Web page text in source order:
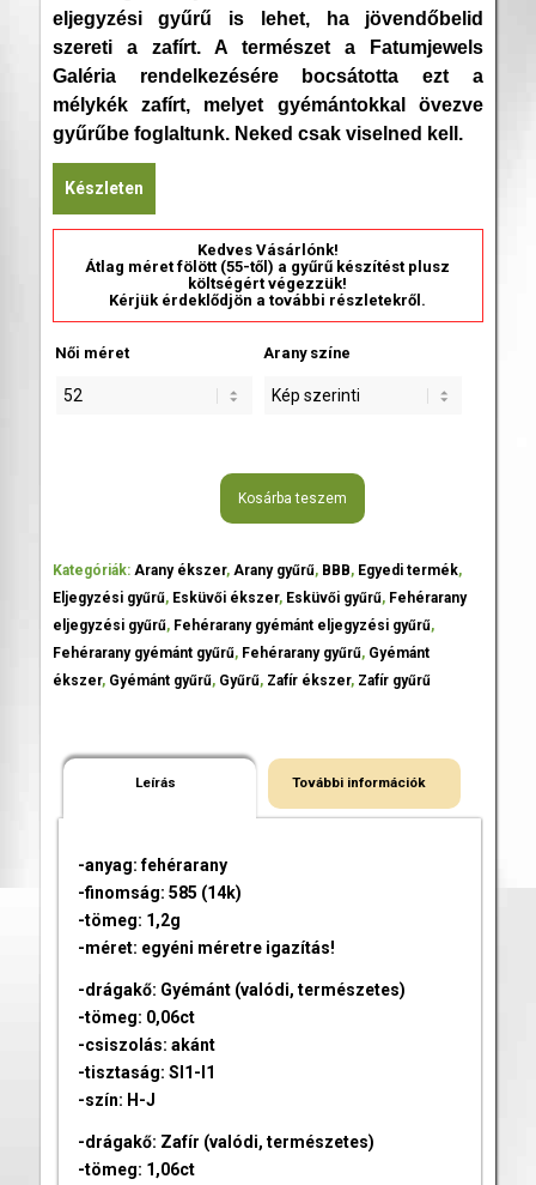
eljegyzési gyűrű is lehet, ha jövendőbelid
szereti a zafírt. A természet a Fatumjewels
Galéria rendelkezésére bocsátotta ezt a
mélykék zafírt, melyet gyémántokkal övezve
gyűrűbe foglaltunk. Neked csak viselned kell.
Készleten
Kedves Vásárlónk!
Átlag méret fölött (55-től) a gyűrű készítést plusz
költségért végezzük!
Kérjük érdeklődjön a további részletekről.
Női méret Arany színe
Kosárba teszem
Kategóriák: Arany ékszer, Arany gyűrű, BBB, Egyedi termék,
Eljegyzési gyűrű, Esküvői ékszer, Esküvői gyűrű, Fehérarany
eljegyzési gyűrű, Fehérarany gyémánt eljegyzési gyűrű,
Fehérarany gyémánt gyűrű, Fehérarany gyűrű, Gyémánt
ékszer, Gyémánt gyűrű, Gyűrű, Zafír ékszer, Zafír gyűrű
Leírás További információk
-anyag: fehérarany
-finomság: 585 (14k)
-tömeg: 1,2g
-méret: egyéni méretre igazítás!
-drágakő: Gyémánt (valódi, természetes)
-tömeg: 0,06ct
-csiszolás: akánt
-tisztaság: SI1-I1
-szín: H-J
-drágakő: Zafír (valódi, természetes)
-tömeg: 1,06ct